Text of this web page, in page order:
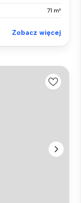
71 m²
Zobacz więcej